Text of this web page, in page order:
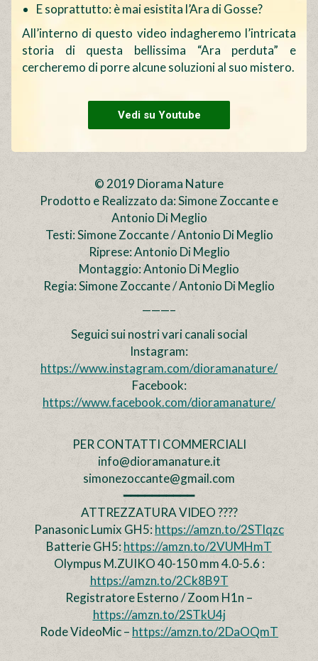
E soprattutto: è mai esistita l’Ara di Gosse?
All’interno di questo video indagheremo l’intricata
storia di questa bellissima “Ara perduta” e
cercheremo di porre alcune soluzioni al suo mistero.
Vedi su Youtube
© 2019 Diorama Nature
Prodotto e Realizzato da: Simone Zoccante e
Antonio Di Meglio
Testi: Simone Zoccante / Antonio Di Meglio
Riprese: Antonio Di Meglio
Montaggio: Antonio Di Meglio
Regia: Simone Zoccante / Antonio Di Meglio
———–
Seguici sui nostri vari canali social
Instagram:
https://www.instagram.com/dioramanature/
Facebook:
https://www.facebook.com/dioramanature/
PER CONTATTI COMMERCIALI
info@dioramanature.it
simonezoccante@gmail.com
━━━━━━━━━━
ATTREZZATURA VIDEO ????
Panasonic Lumix GH5:https://amzn.to/2STlqzc
Batterie GH5:https://amzn.to/2VUMHmT
Olympus M.ZUIKO 40-150 mm 4.0-5.6 :
https://amzn.to/2Ck8B9T
Registratore Esterno / Zoom H1n –
https://amzn.to/2STkU4j
Rode VideoMic – https://amzn.to/2DaOQmT